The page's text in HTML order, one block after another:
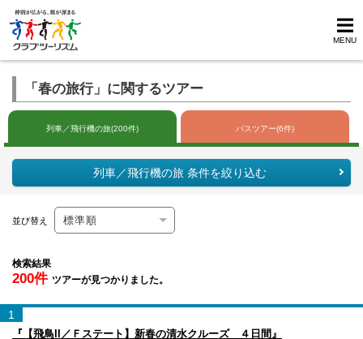
MENU
「春の旅行」に関するツアー
列車／飛行機の旅(200件) バスツアー(6件)
列車／飛行機の旅 条件を絞り込む
並び替え
検索結果
200件 ツアーが見つかりました。
1
『【飛鳥II／Ｆステート】新春の清水クルーズ ４日間』